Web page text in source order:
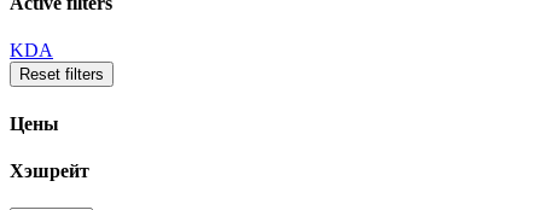
KDA
Reset filters
Цены
Хэшрейт